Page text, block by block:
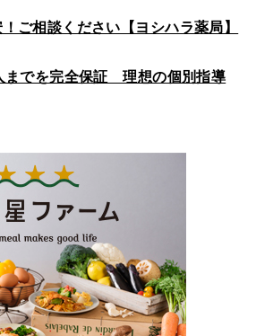
ご相談ください【ヨシハラ薬局】
までを完全保証 理想の個別指導